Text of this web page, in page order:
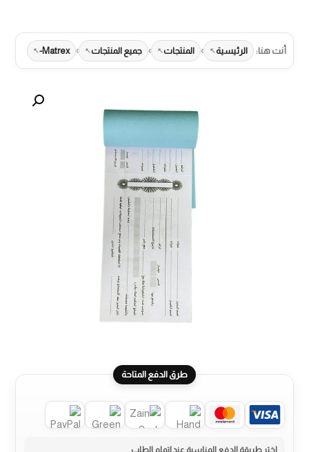
أنت هنا: الرئيسية › المنتجات › جميع المنتجات ›
Matrex-
طرق الدفع المتاحة